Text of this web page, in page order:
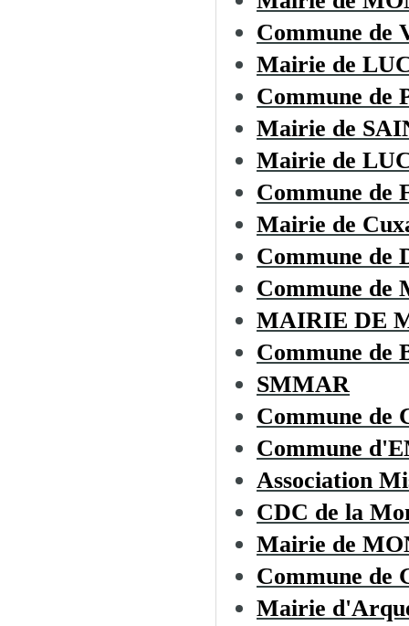
Commune
Mairie de
Commune de
Mairie de
Mairie de
Commune de
Mairie de
Commune de
Commune de
MAIRIE DE
Commune de
SMMAR
Commune de
Commune
Association
CDC de la
Mairie de
Commune de
Mairie